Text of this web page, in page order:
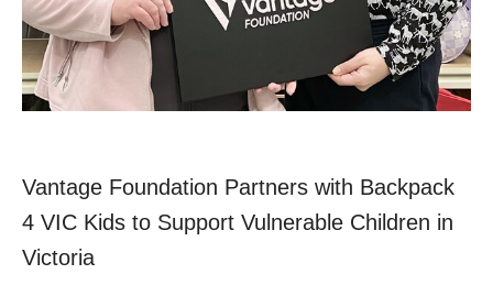
Vantage Foundation Partners with Backpack
4 VIC Kids to Support Vulnerable Children in
Victoria